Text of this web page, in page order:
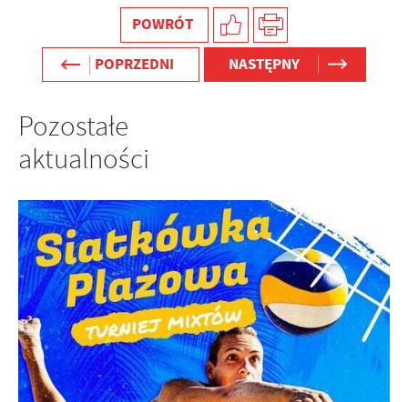
POWRÓT
POPRZEDNI
NASTĘPNY
Pozostałe
aktualności